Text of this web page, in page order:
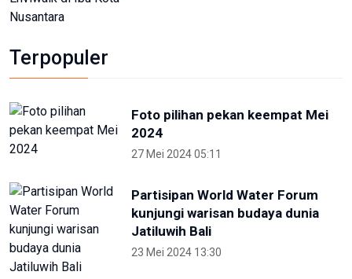
Terpopuler
Foto pilihan pekan keempat Mei
2024
27 Mei 2024 05:11
Partisipan World Water Forum
kunjungi warisan budaya dunia
Jatiluwih Bali
23 Mei 2024 13:30